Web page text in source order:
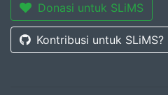
Donasi untuk SLiMS
Kontribusi untuk SLiMS?